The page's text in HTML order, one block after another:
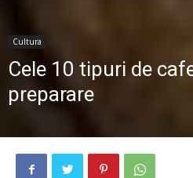
Cultura
Cele 10 tipuri de
preparare